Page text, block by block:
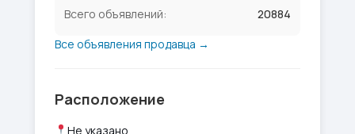
Всего объявлений:
20884
Все объявления продавца →
Расположение
Не указано